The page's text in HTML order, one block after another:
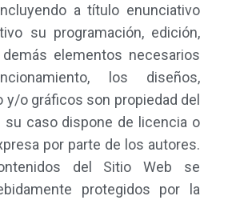
a título enunciativo
su programación, edición,
elementos necesarios
los diseños,
y/o gráficos son propiedad del
su caso dispone de licencia o
por parte de los autores.
del Sitio Web se
protegidos por la